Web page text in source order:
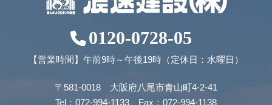
0120-0728-05
【営業時間】午前9時～午後19時（定休日：水曜日）
〒581-0018 大阪府八尾市青山町4-2-41
Tel：072-994-1133 Fax：072-994-1138